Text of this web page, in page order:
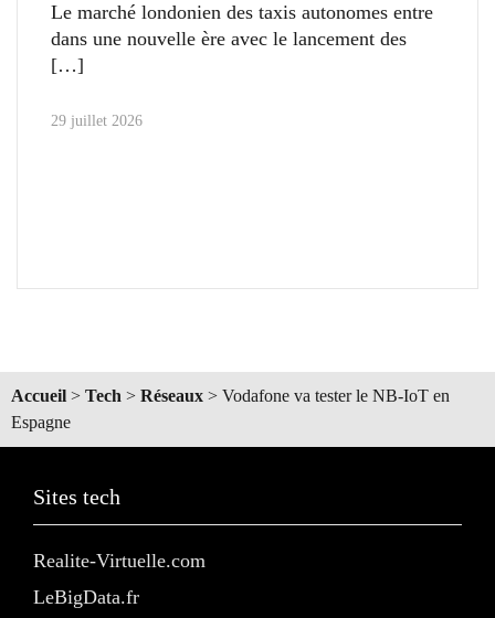
Le marché londonien des taxis autonomes entre
dans une nouvelle ère avec le lancement des
29 juillet 2026
Accueil > Tech > Réseaux > Vodafone va tester le NB-IoT en
Espagne
Sites tech
Realite-Virtuelle.com
LeBigData.fr